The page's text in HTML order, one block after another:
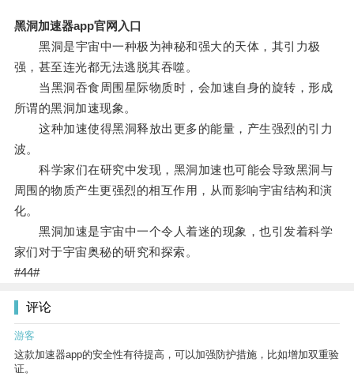
黑洞加速器app官网入口
黑洞是宇宙中一种极为神秘和强大的天体，其引力极
强，甚至连光都无法逃脱其吞噬。
当黑洞吞食周围星际物质时，会加速自身的旋转，形成
所谓的黑洞加速现象。
这种加速使得黑洞释放出更多的能量，产生强烈的引力
波。
科学家们在研究中发现，黑洞加速也可能会导致黑洞与
周围的物质产生更强烈的相互作用，从而影响宇宙结构和演
化。
黑洞加速是宇宙中一个令人着迷的现象，也引发着科学
家们对于宇宙奥秘的研究和探索。
#44#
评论
游客
这款加速器app的安全性有待提高，可以加强防护措施，比如增加双重验
证。